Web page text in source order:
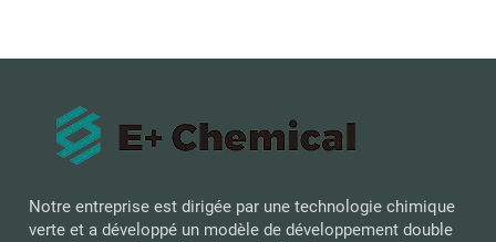
Notre entreprise est dirigée par une technologie chimique
verte et a développé un modèle de développement double